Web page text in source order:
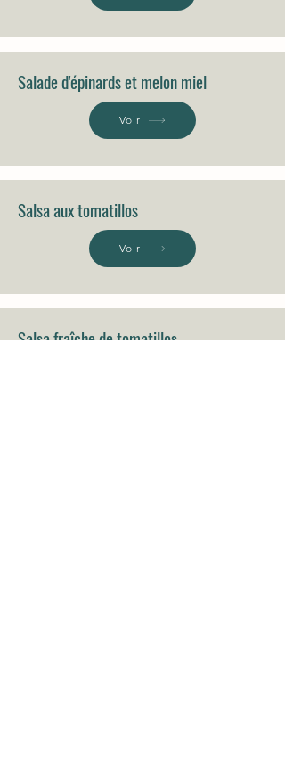
Salade d'épinards et melon miel
Voir
Salsa aux tomatillos
Voir
Salsa fraîche de tomatillos